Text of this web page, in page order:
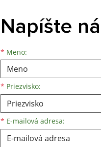
Napíšte
* Meno:
Meno
* Priezvisko:
Priezvisko
* E-mailová adresa:
E-mailová adresa